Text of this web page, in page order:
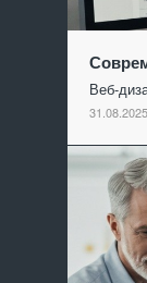
Веб-
31.08.2025